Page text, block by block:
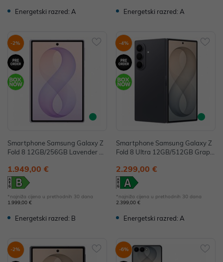
Energetski razred: A Energetski razred: A
-2%
Smartphone Samsung Galaxy Z
Fold 8 12GB/256GB Lavender S
1.949,00 €
*najniža cijena u prethodnih 30 dana
1.999,00 €
Energetski razred: B
-4%
Smartphone Samsung Galaxy Z
Fold 8 Ultra 12GB/512GB Graphi
2.299,00 €
*najniža cijena u prethodnih 30 dana
2.399,00 €
Energetski razred: A
-2% -6%